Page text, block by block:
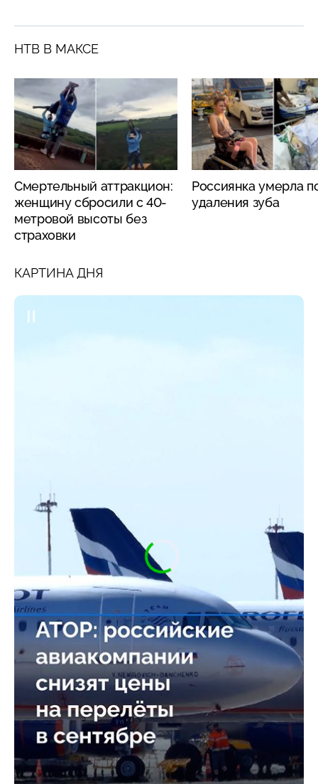
НТВ В МАКСЕ
Смертельный аттракцион:
женщину сбросили с 40-
метровой высоты без
страховки
Россиянка умерла
удаления зуба
КАРТИНА ДНЯ